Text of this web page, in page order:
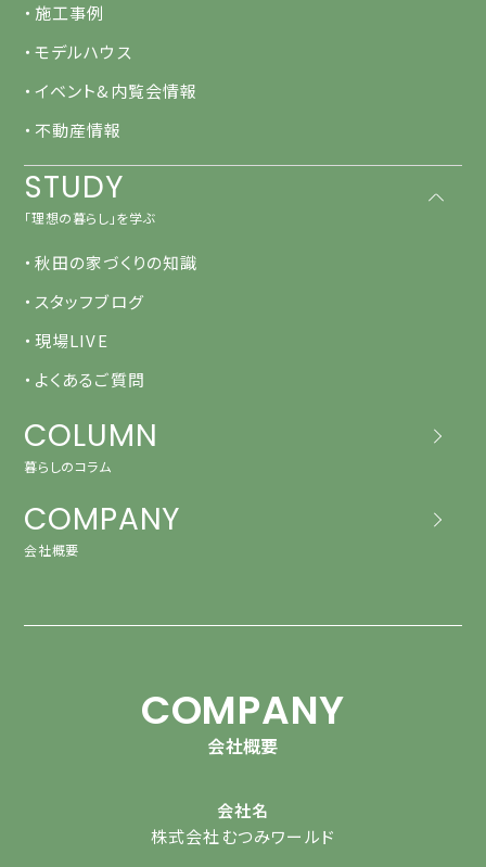
・施工事例
・モデルハウス
・イベント&内覧会情報
・不動産情報
STUDY
「理想の暮らし」を学ぶ
・秋田の家づくりの知識
・スタッフブログ
・現場LIVE
・よくあるご質問
COLUMN
暮らしのコラム
COMPANY
会社概要
COMPANY
会社概要
会社名
株式会社むつみワールド